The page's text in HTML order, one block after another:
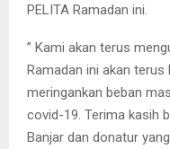
PELITA Ramadan ini.
” Kami akan terus
Ramadan ini akan
meringankan beban
covid-19. Terima kasih
Banjar dan donatur